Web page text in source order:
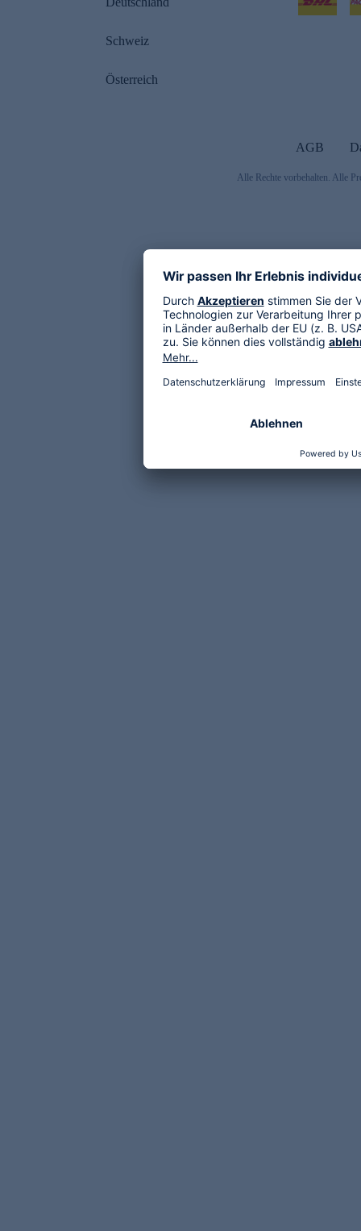
Schweiz
Österreich
AGB
Alle Rechte vorbehalten. Alle